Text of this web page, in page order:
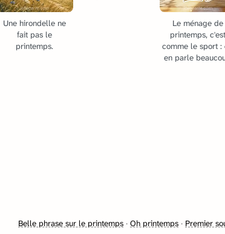
Une hirondelle ne
fait pas le
printemps.
Le ménage de
printemps, c'est
comme le sport :
en parle
Belle phrase sur le printemps · Oh printemps · Premier